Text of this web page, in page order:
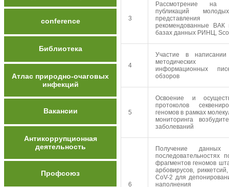
conference
Библиотека
Атлас природно-очаговых
инфекций
Вакансии
Антикоррупционная
деятельность
Профсоюз
3
Рассмотрение на
публикаций
рекомендованные ВАК
базах данных РИНЦ,
4
Участие в
методических
информационных
обзоров
5
Освоение и
протоколов
геномов в рамках
мониторинга
заболеваний
6
Получение данных
последовательностях
фрагментов геномов
арбовирусов,
CoV-2 для
наполнения